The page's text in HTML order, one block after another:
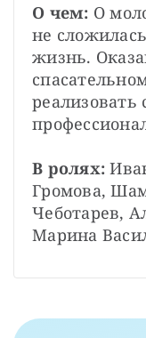
О чем: О
не
жизнь.
реализовать
В ролях:
Громова,
Чеботарев,
Марина